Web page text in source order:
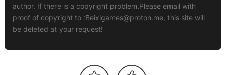
author. If there is a copyright problem,Please email with
proof of copyright to :Beixigames@proton.me, this site will
be deleted at your request!